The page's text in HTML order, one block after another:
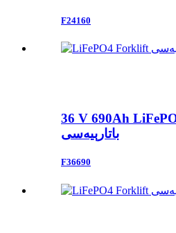
F24160
36 V 690Ah
باتارېيەسى
F36690